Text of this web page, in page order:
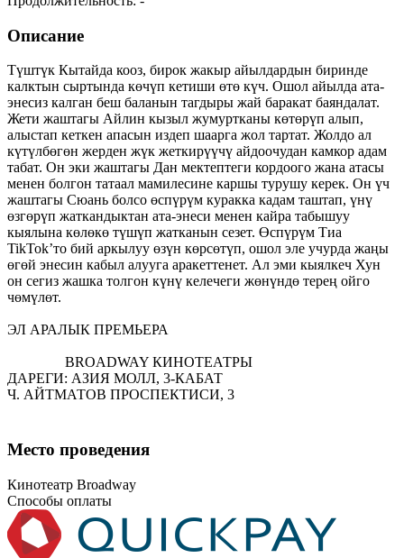
Описание
Түштүк Кытайда кооз, бирок жакыр айылдардын биринде
калктын сыртында көчүп кетиши өтө күч. Ошол айылда ата-
энесиз калган беш баланын тагдыры жай баракат баяндалат.
Жети жаштагы Айлин кызыл жумуртканы көтөрүп алып,
алыстап кеткен апасын издеп шаарга жол тартат. Жолдо ал
күтүлбөгөн жерден жүк жеткирүүчү айдоочудан камкор адам
табат. Он эки жаштагы Дан мектептеги кордоого жана атасы
менен болгон татаал мамилесине каршы турушу керек. Он үч
жаштагы Сюань болсо өспүрүм куракка кадам таштап, үнү
өзгөрүп жаткандыктан ата-энеси менен кайра табышуу
кыялына көлөкө түшүп жатканын сезет. Өспүрүм Тиа
TikTok’то бий аркылуу өзүн көрсөтүп, ошол эле учурда жаңы
өгөй энесин кабыл алууга аракеттенет. Ал эми кыялкеч Хун
он сегиз жашка толгон күнү келечеги жөнүндө терең ойго
чөмүлөт.
ЭЛ АРАЛЫК ПРЕМЬЕРА
BROADWAY КИНОТЕАТРЫ
ДАРЕГИ: АЗИЯ МОЛЛ, 3-КАБАТ
Ч. АЙТМАТОВ ПРОСПЕКТИСИ, 3
16:30 2-залы 9 ИЮНЬ
Место проведения
Кинотеатр Broadway
Способы оплаты